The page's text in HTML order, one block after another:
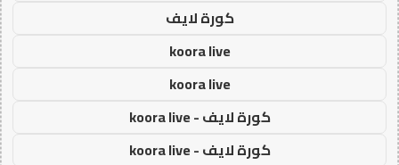
كورة لايف
koora live
koora live
كورة لايف - koora live
كورة لايف - koora live